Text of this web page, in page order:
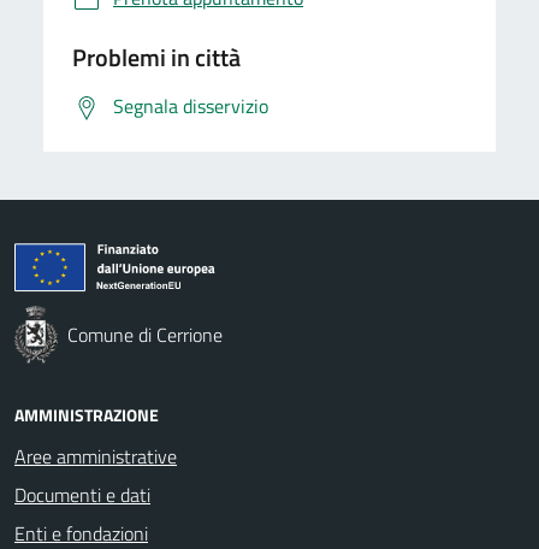
Problemi in città
Segnala disservizio
Comune di Cerrione
AMMINISTRAZIONE
Aree amministrative
Documenti e dati
Enti e fondazioni